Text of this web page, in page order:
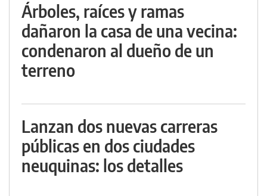
Árboles, raíces y ramas
dañaron la casa de una vecina:
condenaron al dueño de un
terreno
Lanzan dos nuevas carreras
públicas en dos ciudades
neuquinas: los detalles